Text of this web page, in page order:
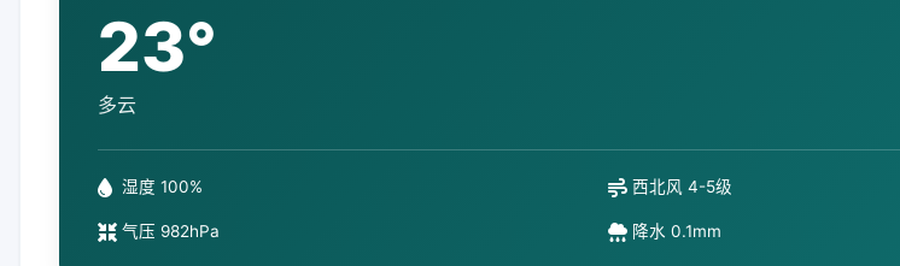
23°
多云
湿度 100% 西北风 4-5级
气压 982hPa 降水 0.1mm